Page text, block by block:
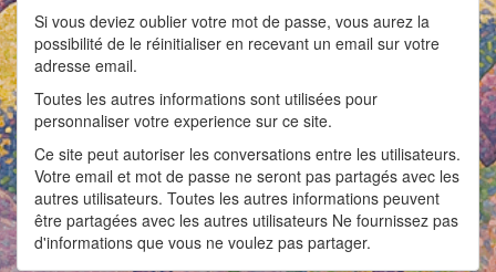
Si vous deviez oublier votre mot de passe, vous aurez la
possibilité de le réinitialiser en recevant un email sur votre
adresse email.
Toutes les autres informations sont utilisées pour
personnaliser votre experience sur ce site.
Ce site peut autoriser les conversations entre les utilisateurs.
Votre email et mot de passe ne seront pas partagés avec les
autres utilisateurs. Toutes les autres informations peuvent
être partagées avec les autres utilisateurs Ne fournissez pas
d'informations que vous ne voulez pas partager.